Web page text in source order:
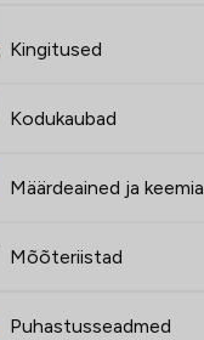
Kingitused
Kodukaubad
Määrdeained ja keemia
Mõõteriistad
Puhastusseadmed